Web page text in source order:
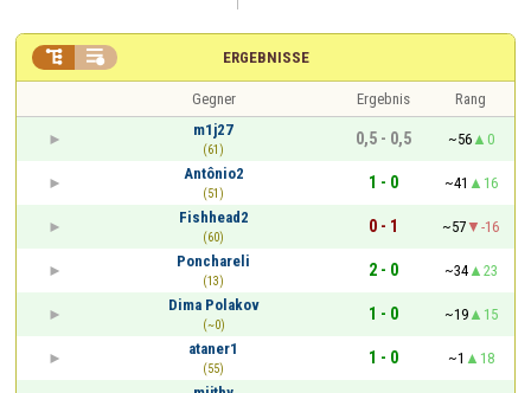
ERGEBNISSE
 
Gegner Ergebnis
Rang
m1j27
(61)
0,5 - 0,5 ~56
0
Antônio2
(51)
1 - 0 ~41
16
Fishhead2
(60)
0 - 1 ~57
-16
Ponchareli
(13)
2 - 0 ~34
23
Dima Polakov
(~0)
1 - 0 ~19
15
ataner1
(55)
1 - 0 ~1
18